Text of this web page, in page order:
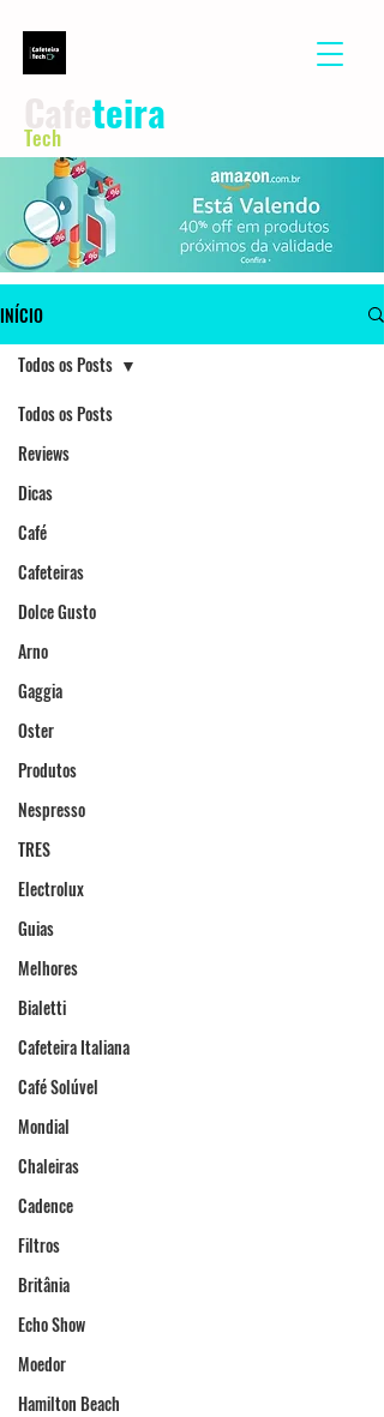
teira
Tech
INÍCIO
Todos os Posts
Reviews
Dicas
Café
Cafeteiras
Dolce Gusto
Arno
Gaggia
Oster
Produtos
Nespresso
TRES
Electrolux
Guias
Melhores
Bialetti
Cafeteira Italiana
Café Solúvel
Mondial
Chaleiras
Cadence
Filtros
Britânia
Echo Show
Moedor
Hamilton Beach
Todos os Posts